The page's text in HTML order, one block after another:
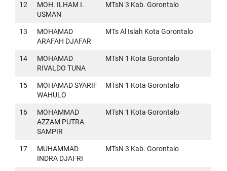
12
MOH. ILHAM I.
USMAN
MTsN 3 Kab. Gorontalo
13
MOHAMAD
ARAFAH DJAFAR
MTs Al Islah Kota Gorontalo
14
MOHAMAD
RIVALDO TUNA
MTsN 1 Kota Gorontalo
15
MOHAMAD SYARIF
WAHULO
MTsN 1 Kota Gorontalo
16
MOHAMMAD
AZZAM PUTRA
SAMPIR
MTsN 1 Kota Gorontalo
17
MUHAMMAD
INDRA DJAFRI
MTsN 3 Kab. Gorontalo